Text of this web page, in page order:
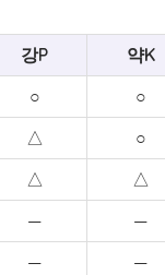
강P 약K
○ ○
△ ○
△ △
— —
— —